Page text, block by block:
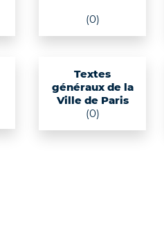
(0)
Textes
généraux de la
Ville de Paris
(0)